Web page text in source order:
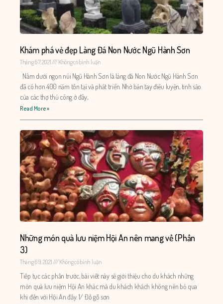
Khám phá vẻ đẹp Làng Đá Non Nước Ngũ Hành Sơn
Tháng 6 7, 2021 Không có bình luận
Nằm dưới ngọn núi Ngũ Hành Sơn là làng đá Non Nước Ngũ Hành Sơn
đã có hơn 400 năm tồn tại và phát triển. Nhờ bàn tay điêu luyện, tinh sảo
của các thợ thủ công ở đây,
Read More »
Những món quà lưu niệm Hội An nên mang về (Phần
3)
Tháng 6 9, 2021 Không có bình luận
Tiếp tục các phần trước, bài viết này sẽ giới thiệu cho du khách những
món quà lưu niệm Hội An khác mà du khách khách không nên bỏ qua
khi đến với Hội An đấy. 1/ Đồ gỗ sơn